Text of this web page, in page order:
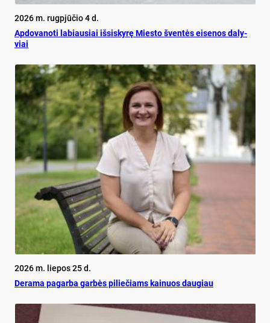
2026 m. rugpjūčio 4 d.
Ap­do­va­no­ti la­biau­siai iš­si­sky­rę Mies­to šven­tės ei­se­nos da­ly­
viai
2026 m. liepos 25 d.
De­ra­ma pa­gar­ba gar­bės pi­lie­čiams kai­nuos dau­giau